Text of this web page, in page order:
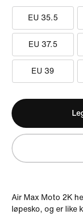
EU 35.5
EU 37.5
EU 39
Air Max Moto 2K
løpesko, og er like